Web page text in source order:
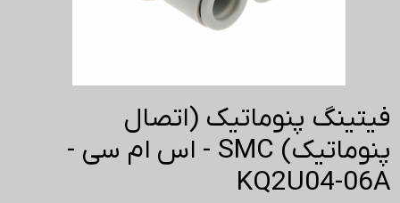
فیتینگ پنوماتیک (اتصال
پنوماتیک) SMC - اس ام سی -
KQ2U04-06A